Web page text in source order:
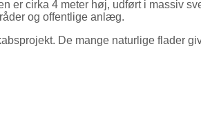
er cirka 4 meter høj, udført i massiv
og offentlige anlæg.
De mange naturlige flader